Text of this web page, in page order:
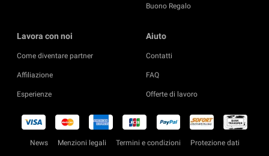
Buono Regalo
Lavora con noi
Come diventare partner
Affiliazione
Esperienze
Aiuto
Contatti
FAQ
Offerte di lavoro
News Menzioni legali Termini e condizioni
Protezione dati